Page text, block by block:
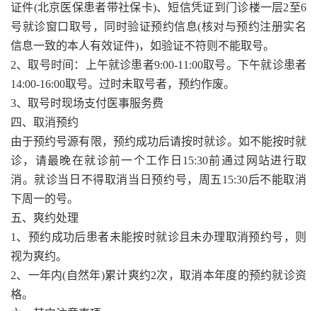
证件(北京医保患者带社保卡)、短信凭证到门诊楼一层2至6
号就诊窗口取号，同时验证预约信息(核对与预约注册实名
信息一致的本人有效证件)，如验证不符则不能取号。
2、取号时间：上午就诊患者9:00-11:00取号。下午就诊患者
14:00-16:00取号。过时未取号者，预约作废。
3、取号时现场支付医事服务费
四、取消预约
由于预约号源有限，预约成功后请按时就诊。如不能按时就
诊，请最晚在就诊前一个工作日15:30前通过网站进行取
消。就诊当日不得取消当日预约号，周五15:30后不能取消
下周一的号。
五、爽约处理
1、预约成功后患者未能按时就诊且未办理取消预约号，则
视为爽约。
2、一年内(自然年)累计爽约2次，取消本年度的预约就诊资
格。